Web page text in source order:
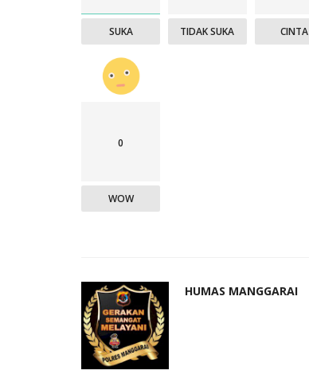
SUKA TIDAK SUKA CINTA
0
WOW
HUMAS MANGGARAI